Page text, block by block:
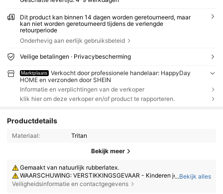
Dit product kan binnen 14 dagen worden geretourneerd, maar
kan niet worden geretourneerd tijdens de verlengde
retourperiode
Onderhevig aan eerlijk gebruiksbeleid
Veilige betalingen · Privacybescherming
Marktplaats
Verkocht door professionele handelaar: HappyDay
HOME en verzonden door SHEIN
Informatie en verplichtingen van de verkoper
klik hier om deze verkoper en/of product te rapporteren.
Productdetails
Materiaal: Tritan
Bekijk meer
Gemaakt van natuurlijk rubberlatex.
WAARSCHUWING: VERSTIKKINGSGEVAAR - Kinderen jonger dan 8 j
aar kunnen stikken in onopgeblazen of kapotte ballonnen. Toezicht van
een volwassene is vereist. Houd onopgeblazen ballonnen uit de buurt v
...Bekijk alles
Veiligheidsinformatie en contactgegevens